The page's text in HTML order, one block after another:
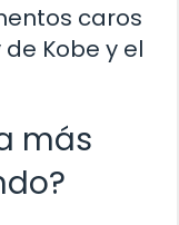
caros
Kobe y el
más